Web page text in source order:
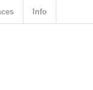
Info